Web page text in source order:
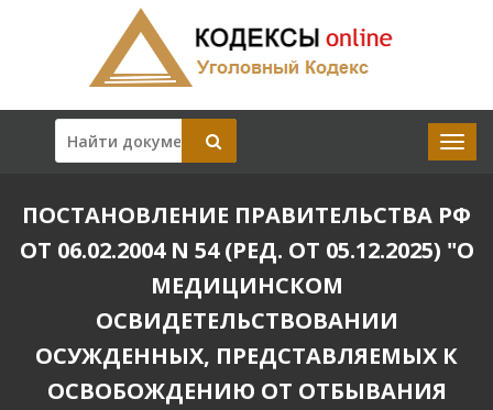
ПОСТАНОВЛЕНИЕ ПРАВИТЕЛЬСТВА РФ
ОТ 06.02.2004 N 54 (РЕД. ОТ 05.12.2025) "О
МЕДИЦИНСКОМ
ОСВИДЕТЕЛЬСТВОВАНИИ
ОСУЖДЕННЫХ, ПРЕДСТАВЛЯЕМЫХ К
ОСВОБОЖДЕНИЮ ОТ ОТБЫВАНИЯ